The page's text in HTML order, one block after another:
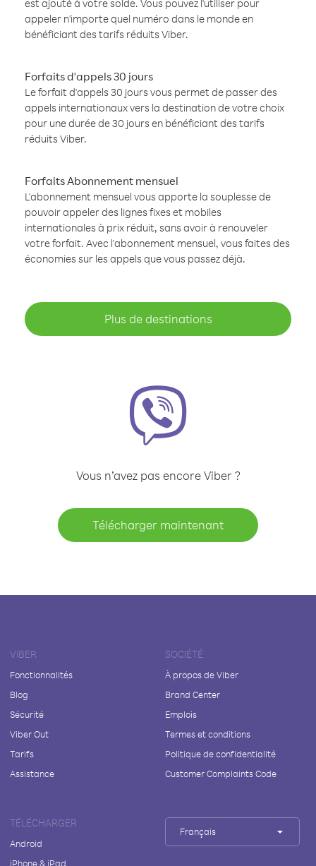
est ajouté à votre solde. Vous pouvez l'utiliser pour
appeler n'importe quel numéro dans le monde en
bénéficiant des tarifs réduits Viber.
Forfaits d'appels 30 jours
Le forfait d'appels 30 jours vous permet de passer des
appels internationaux vers la destination de votre choix
pour une durée de 30 jours en bénéficiant des tarifs
réduits Viber.
Forfaits Abonnement mensuel
L'abonnement mensuel vous apporte la souplesse de
pouvoir appeler des lignes fixes et mobiles
internationales à prix réduit, sans avoir à renouveler
votre forfait. Avec l'abonnement mensuel, vous faites des
économies sur les appels que vous passez déjà.
Plus de destinations
Vous n’avez pas encore Viber ?
Télécharger maintenant
VIBER
Fonctionnalités
Blog
Sécurité
Viber Out
Tarifs
Assistance
SOCIÉTÉ
À propos de Viber
Brand Center
Emplois
Termes et conditions
Politique de confidentialité
Customer Complaints Code
TÉLÉCHARGER
Android
iPhone & iPad
Français